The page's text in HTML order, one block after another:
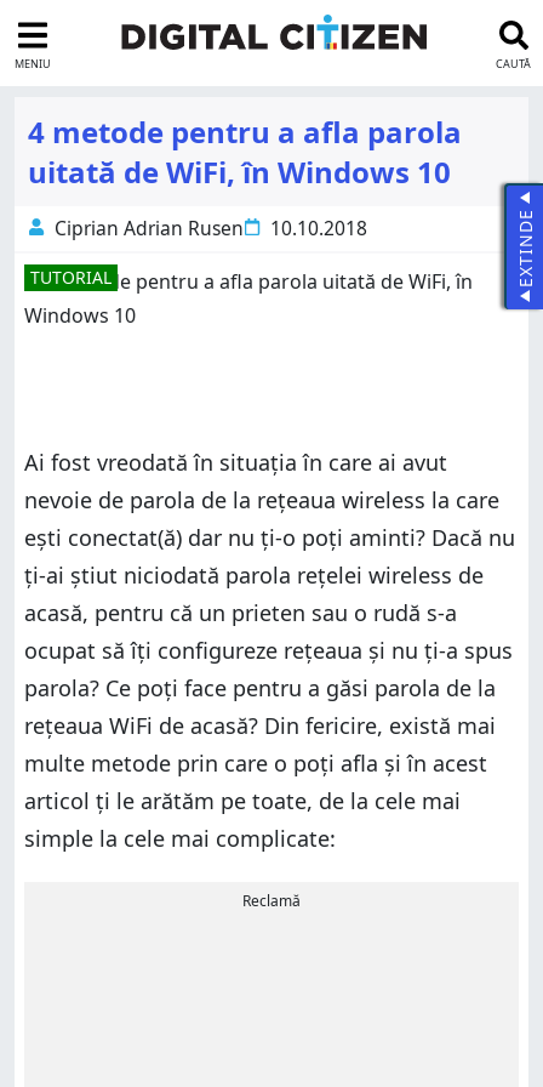
MENIU CAUTĂ
4 metode pentru a afla parola
uitată de WiFi, în Windows 10
Ciprian Adrian Rusen 10.10.2018
TUTORIAL
Ai fost vreodată în situaţia în care ai avut
nevoie de parola de la rețeaua wireless la care
ești conectat(ă) dar nu ți-o poți aminti? Dacă nu
ţi-ai ştiut niciodată parola rețelei wireless de
acasă, pentru că un prieten sau o rudă s-a
ocupat să îţi configureze reţeaua şi nu ţi-a spus
parola? Ce poţi face pentru a găsi parola de la
rețeaua WiFi de acasă? Din fericire, există mai
multe metode prin care o poţi afla şi în acest
articol ți le arătăm pe toate, de la cele mai
simple la cele mai complicate:
Reclamă
EXTINDE